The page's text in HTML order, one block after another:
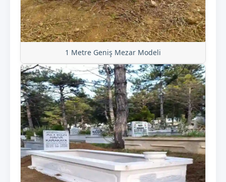
1 Metre Geniş Mezar Modeli